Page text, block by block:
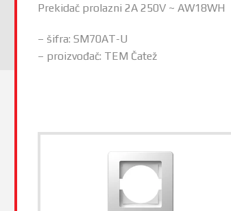
Prekidač prolazni 2A 250V ~ AW18WH
– šifra: SM70AT-U
– proizvođač: TEM Čatež